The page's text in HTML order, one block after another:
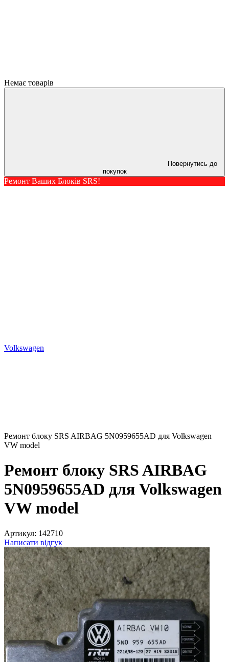
Немає товарів
Повернутись до
покупок
Ремонт Ваших Блоків SRS!
Volkswagen
Ремонт блоку SRS AIRBAG 5N0959655AD для Volkswagen
VW model
Ремонт блоку SRS AIRBAG
5N0959655AD для Volkswagen
VW model
Артикул: 142710
Написати відгук